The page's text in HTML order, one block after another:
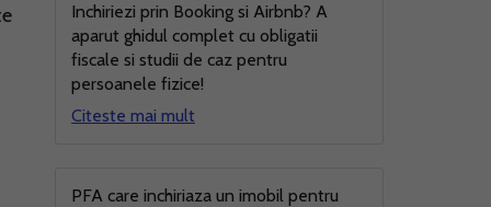
Inchiriezi prin Booking si Airbnb? A
aparut ghidul complet cu obligatii
fiscale si studii de caz pentru
persoanele fizice!
Citeste mai mult
PFA care inchiriaza un imobil pentru